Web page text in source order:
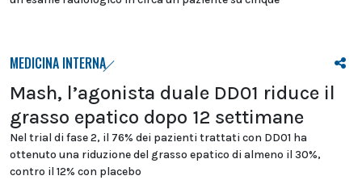
MEDICINA INTERNA
Mash, l’agonista duale DD01 riduce il
grasso epatico dopo 12 settimane
Nel trial di fase 2, il 76% dei pazienti trattati con DD01 ha
ottenuto una riduzione del grasso epatico di almeno il 30%,
contro il 12% con placebo